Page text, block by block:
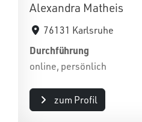
Alexandra Matheis
76131 Karlsruhe
Durchführung
online, persönlich
zum Profil